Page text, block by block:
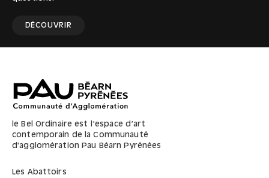
DÉCOUVRIR
le Bel Ordinaire est l’espace d’art
contemporain de la Communauté
d'agglomération Pau Béarn Pyrénées
Les Abattoirs